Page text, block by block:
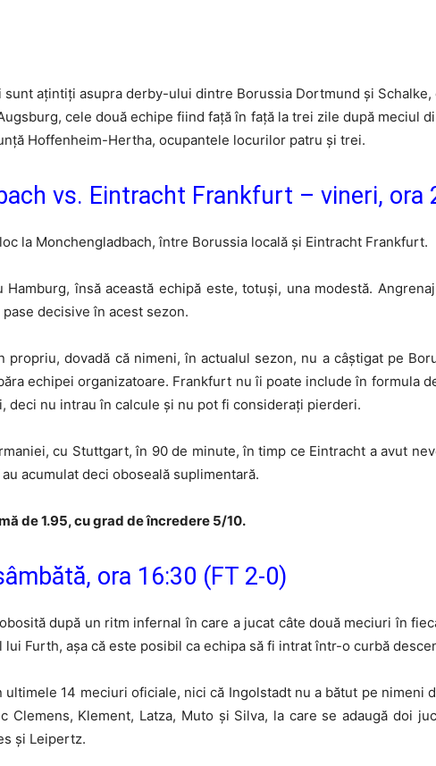
ațintiți asupra derby-ului dintre Borussia Dortmund și Schalke,
cele două echipe fiind față în față la trei zile după meciul
Hoffenheim-Hertha, ocupantele locurilor patru și trei.
vs. Eintracht Frankfurt – vineri, ora
la Monchengladbach, între Borussia locală și Eintracht Frankfurt.
însă această echipă este, totuși, una modestă.
decisive în acest sezon.
dovadă că nimeni, în actualul sezon, nu a câștigat pe
echipei organizatoare. Frankfurt nu îi poate include în formula
deci nu intrau în calcule și nu pot fi considerați pierderi.
cu Stuttgart, în 90 de minute, în timp ce Eintracht a avut
acumulat deci oboseală suplimentară.
de 1.95, cu grad de încredere 5/10.
ora 16:30 (FT 2-0)
după un ritm infernal în care a jucat câte două meciuri în
Furth, așa că este posibil ca echipa să fi intrat într-o curbă
ultimele 14 meciuri oficiale, nici că Ingolstadt nu a bătut pe nimeni
Clemens, Klement, Latza, Muto și Silva, la care se adaugă doi
și Leipertz.